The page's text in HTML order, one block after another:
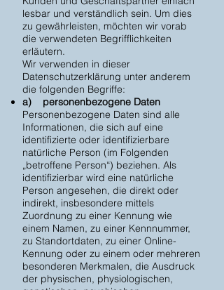
lesbar und verständlich sein. Um dies
zu gewährleisten, möchten wir vorab
die verwendeten Begrifflichkeiten
erläutern.
Wir verwenden in dieser
Datenschutzerklärung unter anderem
die folgenden Begriffe:
a) personenbezogene Daten
Personenbezogene Daten sind alle
Informationen, die sich auf eine
identifizierte oder identifizierbare
natürliche Person (im Folgenden
„betroffene Person“) beziehen. Als
identifizierbar wird eine natürliche
Person angesehen, die direkt oder
indirekt, insbesondere mittels
Zuordnung zu einer Kennung wie
einem Namen, zu einer Kennnummer,
zu Standortdaten, zu einer Online-
Kennung oder zu einem oder mehreren
besonderen Merkmalen, die Ausdruck
der physischen, physiologischen,